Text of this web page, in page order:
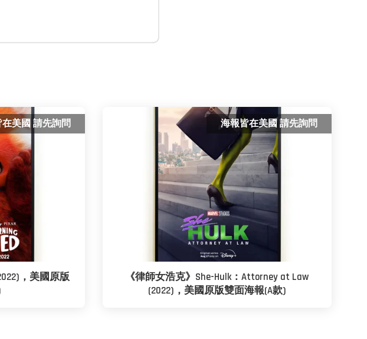
美國 請先詢問
，美國原版
海報皆在美國 請先詢問
《律師女浩克》She-Hulk：Attorney at Law
(2022)，美國原版雙面海報(A款)